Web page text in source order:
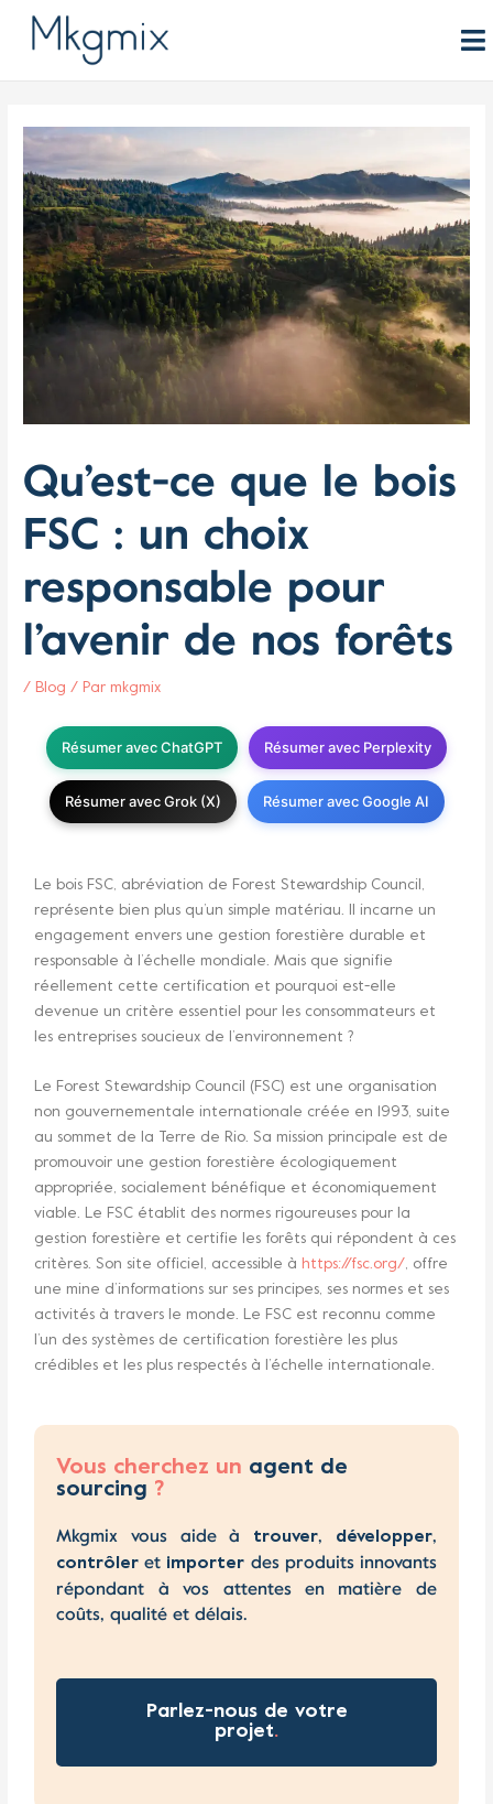
Qu’est-ce que le bois
FSC : un choix
responsable pour
l’avenir de nos forêts
/ Blog / Par mkgmix
Résumer avec ChatGPT Résumer avec Perplexity
Résumer avec Grok (X) Résumer avec Google AI
Le bois FSC, abréviation de Forest Stewardship Council,
représente bien plus qu’un simple matériau. Il incarne un
engagement envers une gestion forestière durable et
responsable à l’échelle mondiale. Mais que signifie
réellement cette certification et pourquoi est-elle
devenue un critère essentiel pour les consommateurs et
les entreprises soucieux de l’environnement ?
Le Forest Stewardship Council (FSC) est une organisation
non gouvernementale internationale créée en 1993, suite
au sommet de la Terre de Rio. Sa mission principale est de
promouvoir une gestion forestière écologiquement
appropriée, socialement bénéfique et économiquement
viable. Le FSC établit des normes rigoureuses pour la
gestion forestière et certifie les forêts qui répondent à ces
critères. Son site officiel, accessible à https://fsc.org/ , offre
une mine d’informations sur ses principes, ses normes et ses
activités à travers le monde. Le FSC est reconnu comme
l’un des systèmes de certification forestière les plus
crédibles et les plus respectés à l’échelle internationale.
Vous cherchez un agent de
sourcing ?
Mkgmix vous aide à trouver, développer,
contrôler et importer des produits innovants
répondant à vos attentes en matière de
coûts, qualité et délais.
Parlez-nous de votre
projet.